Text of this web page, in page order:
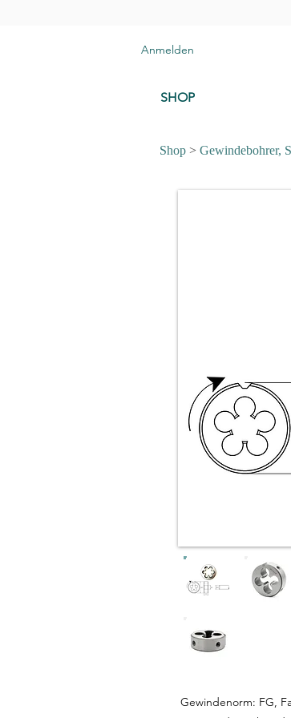
Anmelden
SHOP
Shop > Gewindebohrer,
Gewindenorm: FG,